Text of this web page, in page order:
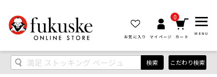
お気に入り マイページ
0
カート
MENU
検索 こだわり検索